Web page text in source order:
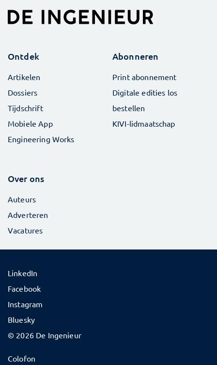
Ontdek
Artikelen
Dossiers
Tijdschrift
Mobiele App
Engineering Works
Abonneren
Print abonnement
Digitale edities los
bestellen
KIVI-lidmaatschap
Over ons
Auteurs
Adverteren
Vacatures
© 2026 De Ingenieur
Colofon
LinkedIn
Facebook
Instagram
Bluesky